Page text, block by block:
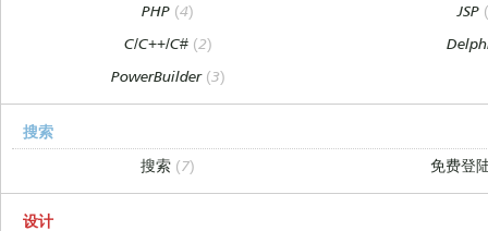
PHP (4) JSP
C/C++/C# (2)
PowerBuilder (3)
搜索
搜索 (7) 免费登
设计